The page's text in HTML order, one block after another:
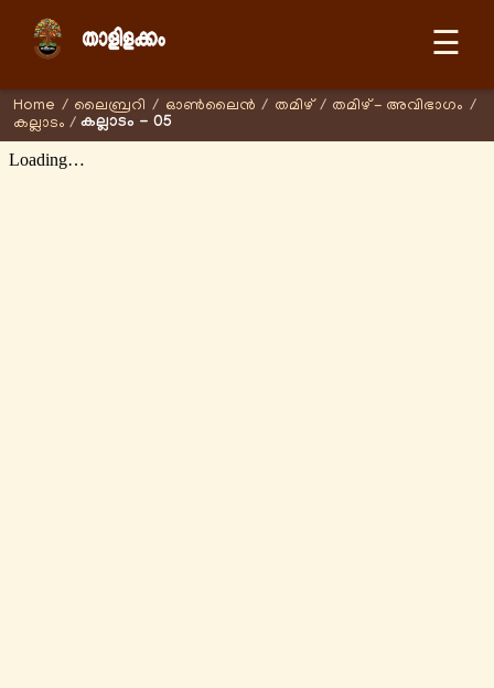
☰
Home / ലൈബ്രറി / ഓണ്‍ലൈന്‍ / തമിഴ് / തമിഴ് - അവിഭാഗം /
കല്ലാടം / കല്ലാടം - 05